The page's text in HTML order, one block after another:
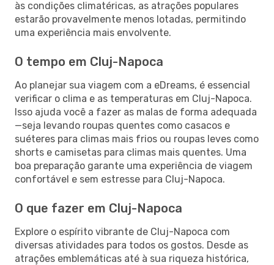
às condições climatéricas, as atrações populares
estarão provavelmente menos lotadas, permitindo
uma experiência mais envolvente.
O tempo em Cluj-Napoca
Ao planejar sua viagem com a eDreams, é essencial
verificar o clima e as temperaturas em Cluj-Napoca.
Isso ajuda você a fazer as malas de forma adequada
—seja levando roupas quentes como casacos e
suéteres para climas mais frios ou roupas leves como
shorts e camisetas para climas mais quentes. Uma
boa preparação garante uma experiência de viagem
confortável e sem estresse para Cluj-Napoca.
O que fazer em Cluj-Napoca
Explore o espírito vibrante de Cluj-Napoca com
diversas atividades para todos os gostos. Desde as
atrações emblemáticas até à sua riqueza histórica,